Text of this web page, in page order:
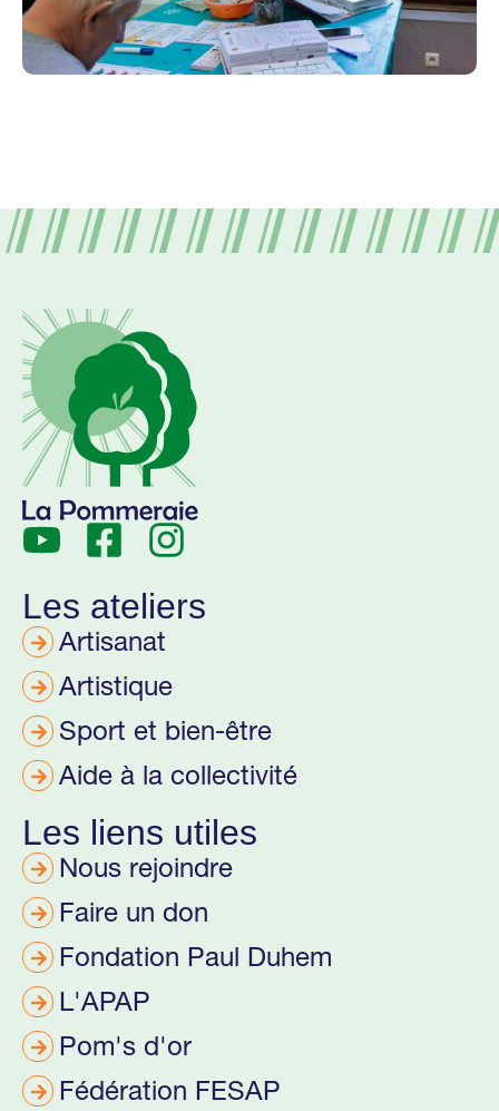
Les ateliers
Artisanat
Artistique
Sport et bien-être
Aide à la collectivité
Les liens utiles
Nous rejoindre
Faire un don
Fondation Paul Duhem
L'APAP
Pom's d'or
Fédération FESAP